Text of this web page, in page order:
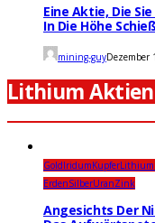
Eine Aktie, Die
In Die Höhe
mining-guyDezember
Lithium Aktien
GoldIridumKupferLithium
ErdenSilberUranZink
Angesichts Der